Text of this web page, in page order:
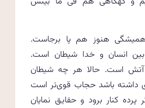
هنوز هم پا برجاست.
انسان و خدا شیطان است.
است. حالا هر چه شیطان
داشته باشد حجاب قوی‌تر است
پرده کنار برود و حقایق نمایان